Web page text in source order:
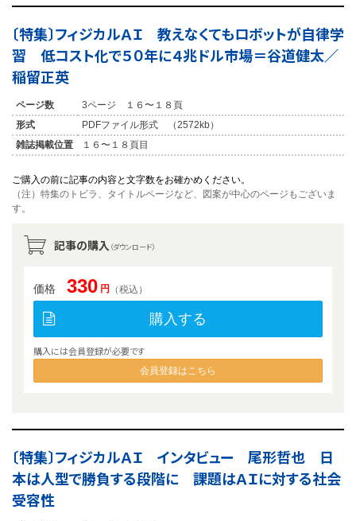
〔特集〕フィジカルＡＩ 教えなくてもロボットが自律学
習 低コスト化で５０年に４兆ドル市場＝谷道健太／
稲留正英
ページ数
3ページ １６〜１８頁
形式
PDFファイル形式 （2572kb）
雑誌掲載位置
１６〜１８頁目
ご購入の前に記事の内容と文字数をお確かめください。
（注）特集のトビラ、タイトルページなど、図案が中心のページもございま
す。
記事の購入 （ダウンロード）
価格 330 円 （税込）
購入する
購入には会員登録が必要です
会員登録はこちら
〔特集〕フィジカルＡＩ インタビュー 尾形哲也 日
本は人型で勝負する段階に 課題はＡＩに対する社会
受容性